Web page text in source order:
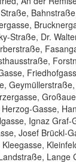
Straße, Dr.
Gasse,
Ignaz
Josef Brückl-